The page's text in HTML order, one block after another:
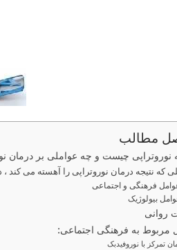
مطالب
نوروتراپی چیست و چه عواملی بر درمان
که نتیجه درمان نوروتراپی را آهسته می کند
روانی
مربوط به فرهنگی اجتماعی:
تمرکز با نوروفیدبک